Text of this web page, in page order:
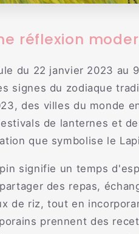
réflexion
du 22 janvier 2023 au
signes du zodiaque
des villes du monde
de lanternes et
que symbolise le
signifie un temps
des repas,
de riz, tout en
prennent des